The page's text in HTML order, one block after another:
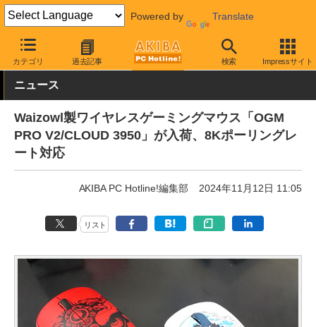
Powered by Translate
カテゴリ 過去記事 検索 Impressサイト
AKIBA PC Hotline! PC周辺機器 マウス ゲーミングマウス
ニュース
Waizowl製ワイヤレスゲーミングマウス「OGM
PRO V2/CLOUD 3950」が入荷、8Kポーリングレ
ート対応
AKIBA PC Hotline!編集部 2024年11月12日 11:05
リスト